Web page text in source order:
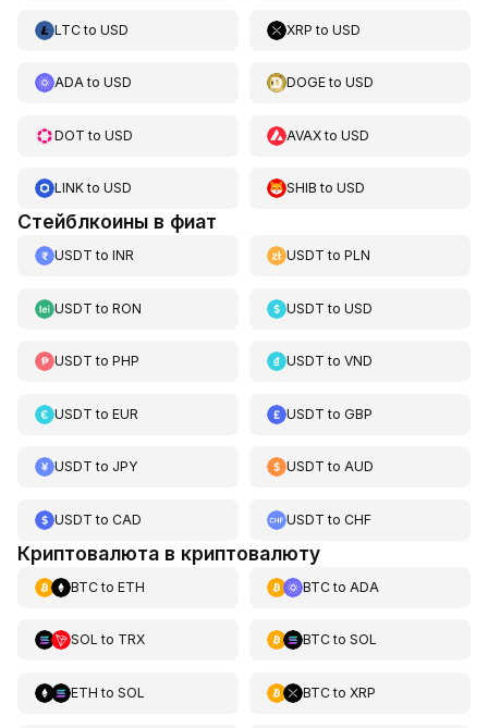
LTCto USD XRP toUSD
ADAto USD DOGEtoUSD
DOT to USD AVAXtoUSD
LINKto USD SHIB toUSD
Стейблкоины в фиат
USDT to INR USDT toPLN
USDT to RON USDT toUSD
USDT to PHP USDT toVND
USDT to EUR USDT toGBP
USDT to JPY USDT toAUD
USDT to CAD USDT toCHF
Криптовалюта в криптовалюту
BTCto ETH BTCto ADA
SOL to TRX BTCto SOL
ETH to SOL BTCto XRP